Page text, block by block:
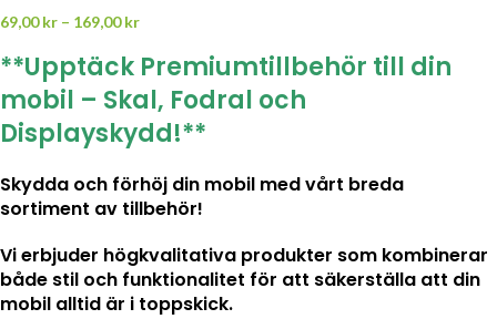
69,00kr – 169,00kr
**Upptäck Premiumtillbehör till din
mobil – Skal, Fodral och
Displayskydd!**
Skydda och förhöj din mobil med vårt breda
sortiment av tillbehör!
Vi erbjuder högkvalitativa produkter som kombinerar
både stil och funktionalitet för att säkerställa att din
mobil alltid är i toppskick.